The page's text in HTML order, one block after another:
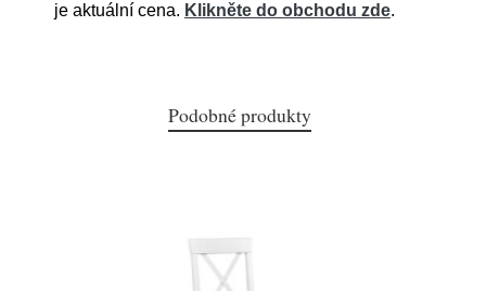
je aktuální cena. Klikněte do obchodu zde.
Podobné produkty